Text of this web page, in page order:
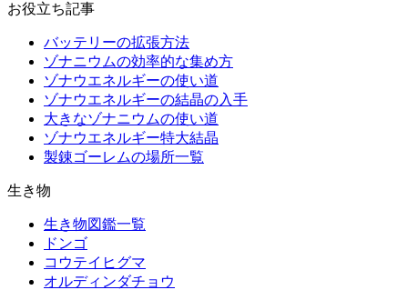
お役立ち記事
バッテリーの拡張方法
ゾナニウムの効率的な集め方
ゾナウエネルギーの使い道
ゾナウエネルギーの結晶の入手
大きなゾナニウムの使い道
ゾナウエネルギー特大結晶
製錬ゴーレムの場所一覧
生き物
生き物図鑑一覧
ドンゴ
コウテイヒグマ
オルディンダチョウ